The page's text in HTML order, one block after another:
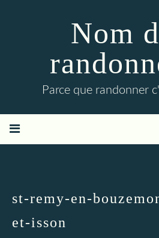
Nom
Parce que randonner
st-remy-en-
et-isson